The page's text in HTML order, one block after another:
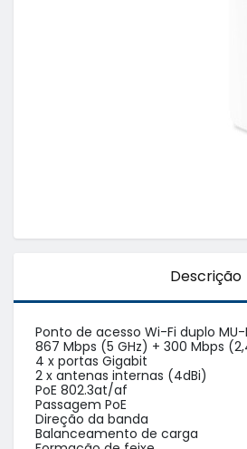
Descrição
Ponto de acesso Wi-Fi duplo
867 Mbps (5 GHz) + 300 Mbps
4 x portas Gigabit
2 x antenas internas (4dBi)
PoE 802.3at/af
Passagem PoE
Direção da banda
Balanceamento de carga